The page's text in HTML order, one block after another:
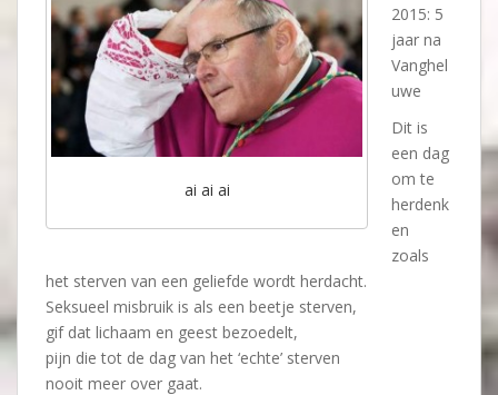
ai ai ai
2015: 5
jaar na
Vanghel
uwe
Dit is
een dag
om te
herdenk
en
zoals
het sterven van een geliefde wordt herdacht.
Seksueel misbruik is als een beetje sterven,
gif dat lichaam en geest bezoedelt,
pijn die tot de dag van het ‘echte’ sterven
nooit meer over gaat.